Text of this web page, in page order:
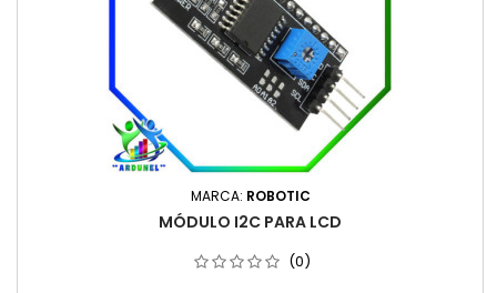
MARCA: ROBOTIC
MÓDULO I2C PARA LCD
(0)